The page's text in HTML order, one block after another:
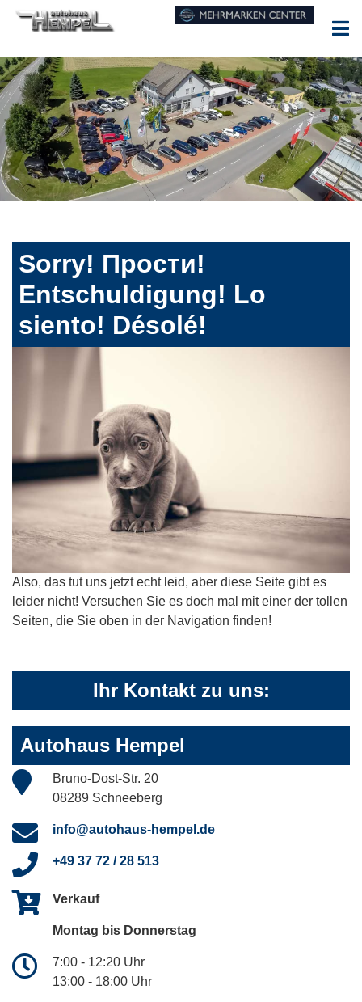
Sorry! Прости!
Entschuldigung! Lo
siento! Désolé!
Also, das tut uns jetzt echt leid, aber diese Seite gibt es
leider nicht! Versuchen Sie es doch mal mit einer der tollen
Seiten, die Sie oben in der Navigation finden!
Ihr Kontakt zu uns:
Autohaus Hempel
Bruno-Dost-Str. 20
08289 Schneeberg
info@autohaus-hempel.de
+49 37 72 / 28 513
Verkauf
Montag bis Donnerstag
7:00 - 12:20 Uhr
13:00 - 18:00 Uhr